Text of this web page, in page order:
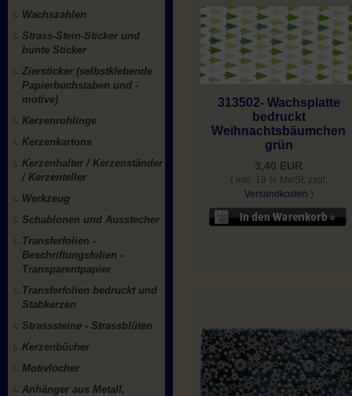
Wachszahlen
Strass-Stein-Sticker und
bunte Sticker
Ziersticker (selbstklebende
Papierbuchstaben und -
motive)
Kerzenrohlinge
Kerzenkartons
Kerzenhalter / Kerzenständer
/ Kerzenteller
Werkzeug
Schablonen und Ausstecher
Transferfolien -
Beschriftungsfolien -
Transparentpapier
Transferfolien bedruckt und
Stabkerzen
Strasssteine - Strassblüten
Kerzenbücher
Motivlocher
Anhänger aus Metall,
313502- Wachsplatte
bedruckt
Weihnachtsbäumchen
grün
3,40 EUR
( inkl. 19 % MwSt. zzgl.
Versandkosten )